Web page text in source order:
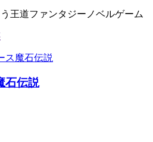
王道ファンタジーノベルゲーム
石伝説